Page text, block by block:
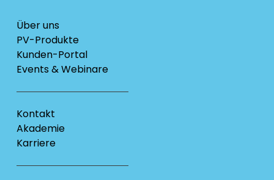
Über uns
PV-Produkte
Kunden-Portal
Events & Webinare
Kontakt
Akademie
Karriere